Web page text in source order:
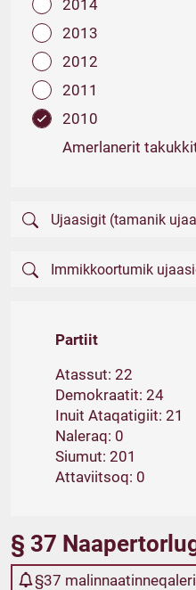
2014
2013
2012
2011
2010
Amerlanerit
Partiit
Atassut: 22
Demokraatit: 24
Inuit Ataqatigiit: 21
Naleraq: 0
Siumut: 201
Attaviitsoq: 0
§ 37
§37